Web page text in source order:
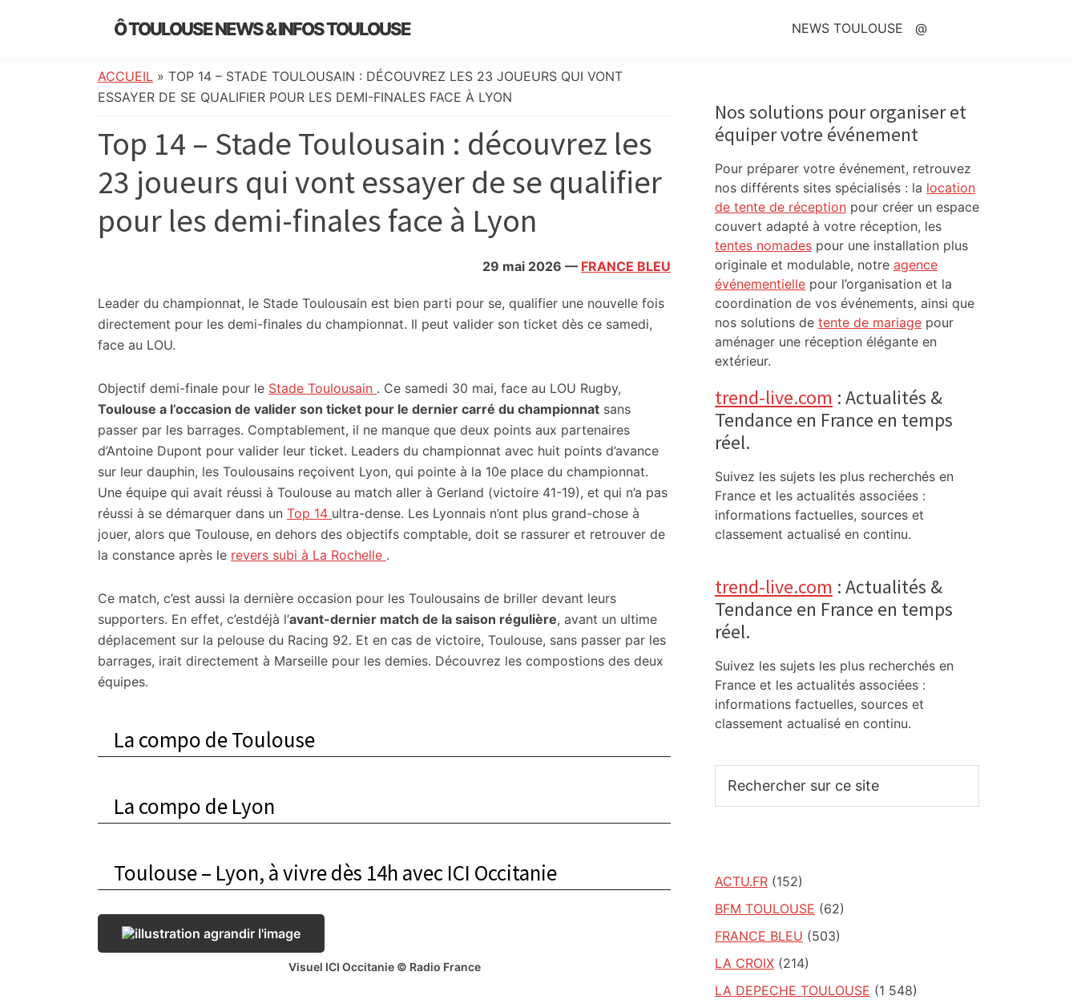
Ô TOULOUSE NEWS & INFOS TOULOUSE
de
l’actualité
info
locale,
société,
culture,
politique,
divers
et
initiatives
NEWS TOULOUSE @
ACCUEIL » TOP 14 – STADE TOULOUSAIN : DÉCOUVREZ LES 23 JOUEURS QUI VONT
ESSAYER DE SE QUALIFIER POUR LES DEMI-FINALES FACE À LYON
Top 14 – Stade Toulousain : découvrez les
23 joueurs qui vont essayer de se qualifier
pour les demi-finales face à Lyon
29 mai 2026 — FRANCE BLEU
Leader du championnat, le Stade Toulousain est bien parti pour se, qualifier une nouvelle fois
directement pour les demi-finales du championnat. Il peut valider son ticket dès ce samedi,
face au LOU.
Objectif demi-finale pour le Stade Toulousain . Ce samedi 30 mai, face au LOU Rugby,
Toulouse a l’occasion de valider son ticket pour le dernier carré du championnat sans
passer par les barrages. Comptablement, il ne manque que deux points aux partenaires
d’Antoine Dupont pour valider leur ticket. Leaders du championnat avec huit points d’avance
sur leur dauphin, les Toulousains reçoivent Lyon, qui pointe à la 10e place du championnat.
Une équipe qui avait réussi à Toulouse au match aller à Gerland (victoire 41-19), et qui n’a pas
réussi à se démarquer dans un Top 14 ultra-dense. Les Lyonnais n’ont plus grand-chose à
jouer, alors que Toulouse, en dehors des objectifs comptable, doit se rassurer et retrouver de
la constance après le revers subi à La Rochelle .
Ce match, c’est aussi la dernière occasion pour les Toulousains de briller devant leurs
supporters. En effet, c’estdéjà l’avant-dernier match de la saison régulière, avant un ultime
déplacement sur la pelouse du Racing 92. Et en cas de victoire, Toulouse, sans passer par les
barrages, irait directement à Marseille pour les demies. Découvrez les compostions des deux
équipes.
La compo de Toulouse
La compo de Lyon
Toulouse – Lyon, à vivre dès 14h avec ICI Occitanie
Visuel ICI Occitanie © Radio France
Sidebar
Nos solutions pour organiser et
équiper votre événement
Pour préparer votre événement, retrouvez
nos différents sites spécialisés : la location
de tente de réception pour créer un espace
couvert adapté à votre réception, les
tentes nomades pour une installation plus
originale et modulable, notre agence
événementielle pour l’organisation et la
coordination de vos événements, ainsi que
nos solutions de tente de mariage pour
aménager une réception élégante en
extérieur.
trend-live.com : Actualités &
Tendance en France en temps
réel.
Suivez les sujets les plus recherchés en
France et les actualités associées :
informations factuelles, sources et
classement actualisé en continu.
trend-live.com : Actualités &
Tendance en France en temps
réel.
Suivez les sujets les plus recherchés en
France et les actualités associées :
informations factuelles, sources et
classement actualisé en continu.
sur
ACTU.FR (152)
BFM TOULOUSE (62)
FRANCE BLEU (503)
LA CROIX (214)
LA DEPECHE TOULOUSE (1 548)